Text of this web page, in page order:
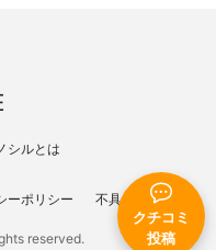
クチコミ
投稿
シルとは
ーポリシー 不具合報告
reserved.